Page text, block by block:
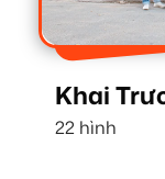
Khai
22 hình